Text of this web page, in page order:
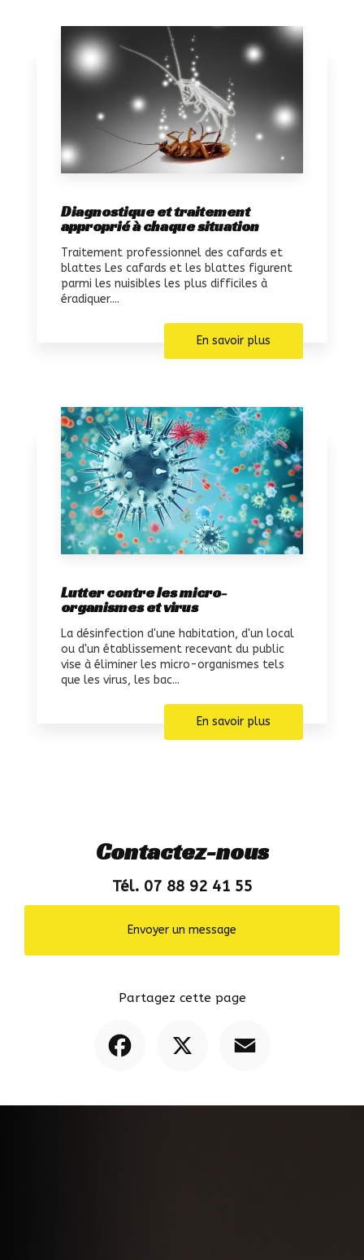
Diagnostique et traitement
approprié à chaque situation
Traitement professionnel des cafards et
blattes Les cafards et les blattes figurent
parmi les nuisibles les plus difficiles à
éradiquer....
En savoir plus
Lutter contre les micro-
organismes et virus
La désinfection d'une habitation, d'un local
ou d'un établissement recevant du public
vise à éliminer les micro-organismes tels
que les virus, les bac...
En savoir plus
Contactez-nous
Tél. 07 88 92 41 55
Envoyer un message
Partagez cette page